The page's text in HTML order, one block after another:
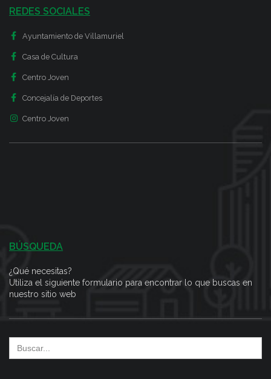
REDES SOCIALES
Ayuntamiento de Villamuriel
Casa de Cultura
Centro Joven
Concejalía de Deportes
Centro Joven
BÚSQUEDA
¿Qué necesitas?
Utiliza el siguiente formulario para encontrar lo que buscas en
nuestro sitio web
Search
for: